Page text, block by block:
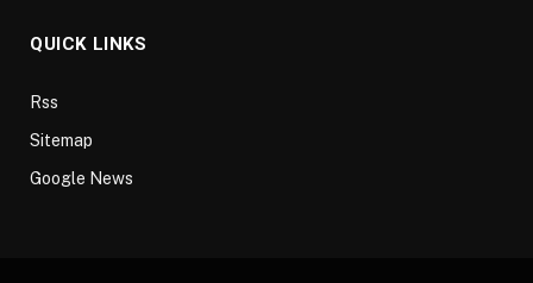
QUICK LINKS
Rss
Sitemap
Google News